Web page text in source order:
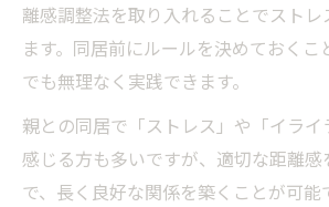
離感調整法を取り入れることでストレ
ます。同居前にルールを決めておくこ
でも無理なく実践できます。
親との同居で「ストレス」や「イライ
感じる方も多いですが、適切な距離感
で、長く良好な関係を築くことが可能